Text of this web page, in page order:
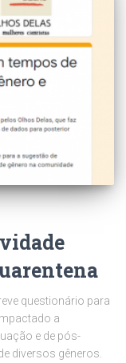
questionário para
a
e de pós-
diversos gêneros.